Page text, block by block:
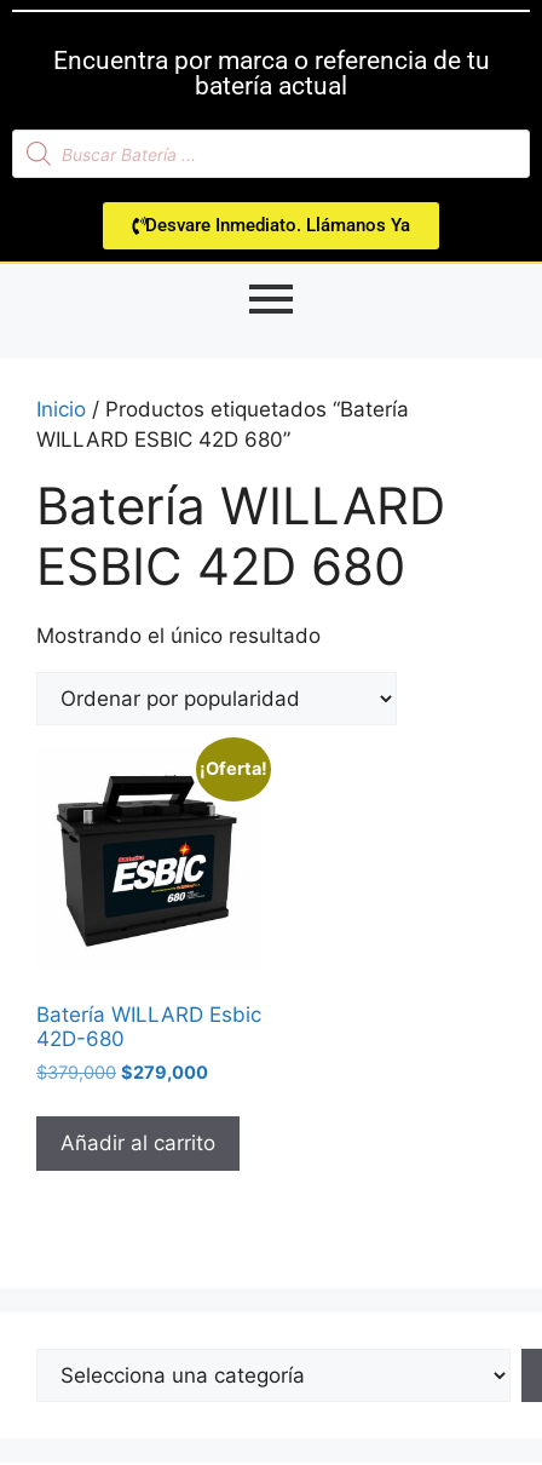
Encuentra por marca o referencia de tu
batería actual
Desvare Inmediato. Llámanos Ya
Inicio / Productos etiquetados “Batería
WILLARD ESBIC 42D 680”
Batería WILLARD
ESBIC 42D 680
Mostrando el único resultado
¡Oferta!
Batería WILLARD Esbic
42D-680
$379,000 $279,000
Añadir al carrito